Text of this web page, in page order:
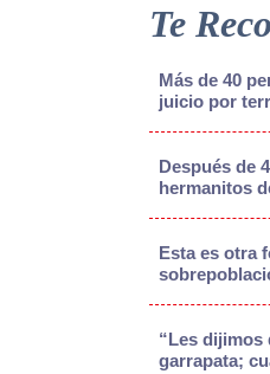
Te
Más de 40
juicio por
Después de
hermanitos
Esta es otra
“Les dijimos
garrapata;